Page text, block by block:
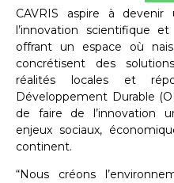
CAVRIS aspire à
l’innovation scientifique
offrant un espace où
concrétisent des
réalités locales et
Développement Durable
de faire de l’innovation
enjeux sociaux,
continent.
“Nous créons